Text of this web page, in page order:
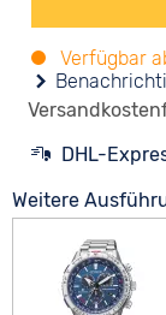
Verfügbar
DHL-
Weitere